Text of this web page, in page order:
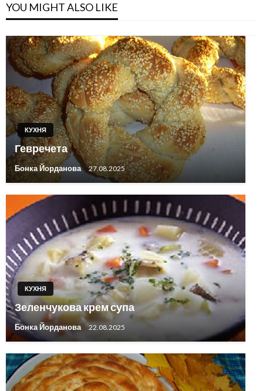
YOU MIGHT ALSO LIKE
КУХНЯ
Гевречета
Бонка Йорданова 27.08.2025
КУХНЯ
Зеленчукова крем супа
Бонка Йорданова 22.08.2025